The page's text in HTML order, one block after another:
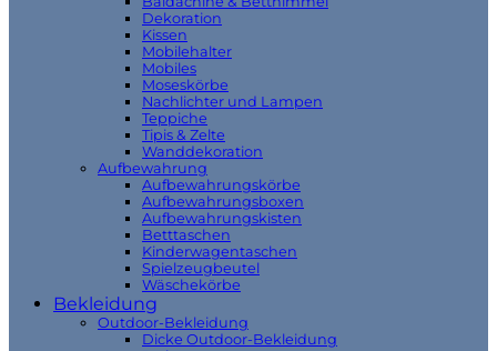
Dekoration
Kissen
Mobilehalter
Mobiles
Moseskörbe
Nachlichter und Lampen
Teppiche
Tipis & Zelte
Wanddekoration
Aufbewahrung
Aufbewahrungskörbe
Aufbewahrungsboxen
Aufbewahrungskisten
Betttaschen
Kinderwagentaschen
Spielzeugbeutel
Wäschekörbe
Bekleidung
Outdoor-Bekleidung
Dicke Outdoor-Bekleidung